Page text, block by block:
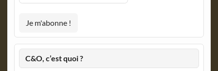
C&O, c’est quoi ?